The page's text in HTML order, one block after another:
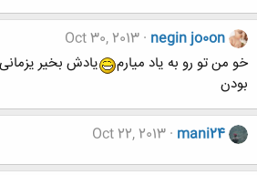
negin jo0on
Oct 30, 2013
خو من تو رو به یاد میارم
یادش بخیر
بودن
mani24
Oct 22, 2013